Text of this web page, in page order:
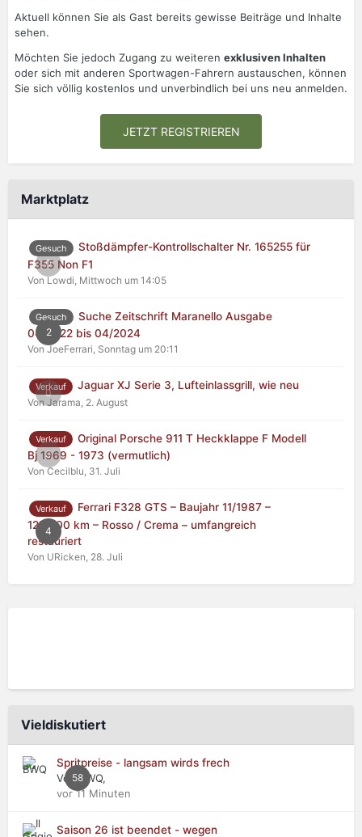
Aktuell können Sie als Gast bereits gewisse Beiträge und Inhalte
sehen.
Möchten Sie jedoch Zugang zu weiteren exklusiven Inhalten
oder sich mit anderen Sportwagen-Fahrern austauschen, können
Sie sich völlig kostenlos und unverbindlich bei uns neu anmelden.
JETZT REGISTRIEREN
Marktplatz
0
Gesuch
Stoßdämpfer-Kontrollschalter Nr. 165255 für
F355 Non F1
Von Lowdi, Mittwoch um 14:05
2
Gesuch
Suche Zeitschrift Maranello Ausgabe
04/2022 bis 04/2024
Von JoeFerrari, Sonntag um 20:11
0
Verkauf Jaguar XJ Serie 3, Lufteinlassgrill, wie neu
Von Jarama, 2. August
0
Verkauf
Original Porsche 911 T Heckklappe F Modell
Bj 1969 - 1973 (vermutlich)
Von Cecilblu, 31. Juli
4
Verkauf
Ferrari F328 GTS – Baujahr 11/1987 –
125.000 km – Rosso / Crema – umfangreich
restauriert
Von URicken, 28. Juli
Vieldiskutiert
58
Spritpreise - langsam wirds frech
Von BWQ,
vor 11 Minuten
Saison 26 ist beendet - wegen